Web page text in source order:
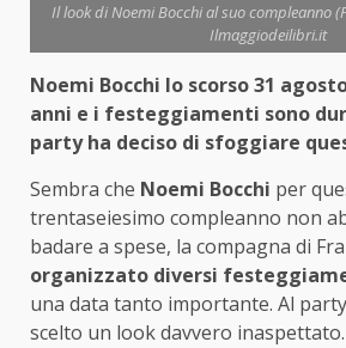
Il look di Noemi Bocchi al suo compleanno
Ilmaggiodeilibri.it
Noemi Bocchi lo scorso 31
anni e i festeggiamenti sono
party ha deciso di sfoggiare
Sembra che Noemi Bocchi per
trentaseiesimo compleanno non
badare a spese, la compagna di
organizzato diversi
una data tanto importante. Al
scelto un look davvero inaspettato.